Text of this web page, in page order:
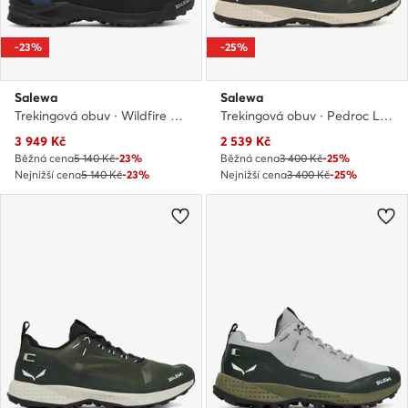
-23%
Salewa
Trekingová obuv · Wildfire Leather GTX M 61416 · Modrá
Aktuální cena
3 949 Kč
Běžná cena5 140 Kč-23%
Nejnižší cena5 140 Kč-23%
-25%
Salewa
Trekingová obuv · Pedroc Light M 61491 · Zelená
Aktuální cena
2 539 Kč
Běžná cena3 400 Kč-25%
Nejnižší cena3 400 Kč-25%